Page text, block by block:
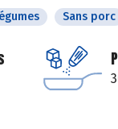
Sans porc